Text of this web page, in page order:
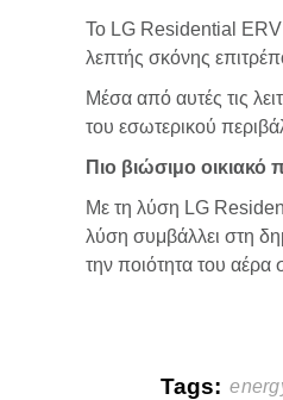
Το LG Residential ERV
λεπτής σκόνης
Μέσα από αυτές τις
του εσωτερικού
Πιο βιώσιμο οικιακό
Με τη λύση LG
λύση συμβάλλει στη
την ποιότητα του
Tags: